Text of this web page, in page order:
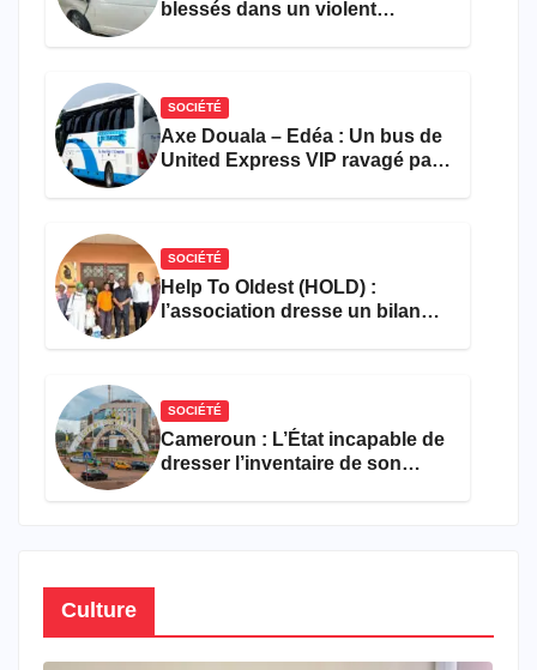
blessés dans un violent
SOCIÉTÉ
Axe Douala – Edéa : Un bus de
United Express VIP ravagé par
SOCIÉTÉ
Help To Oldest (HOLD) :
l’association dresse un bilan
SOCIÉTÉ
Cameroun : L’État incapable de
dresser l’inventaire de son
Culture